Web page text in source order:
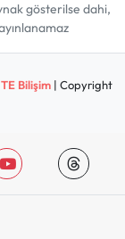
gösterilse dahi,
TE Bilişim| Copyright